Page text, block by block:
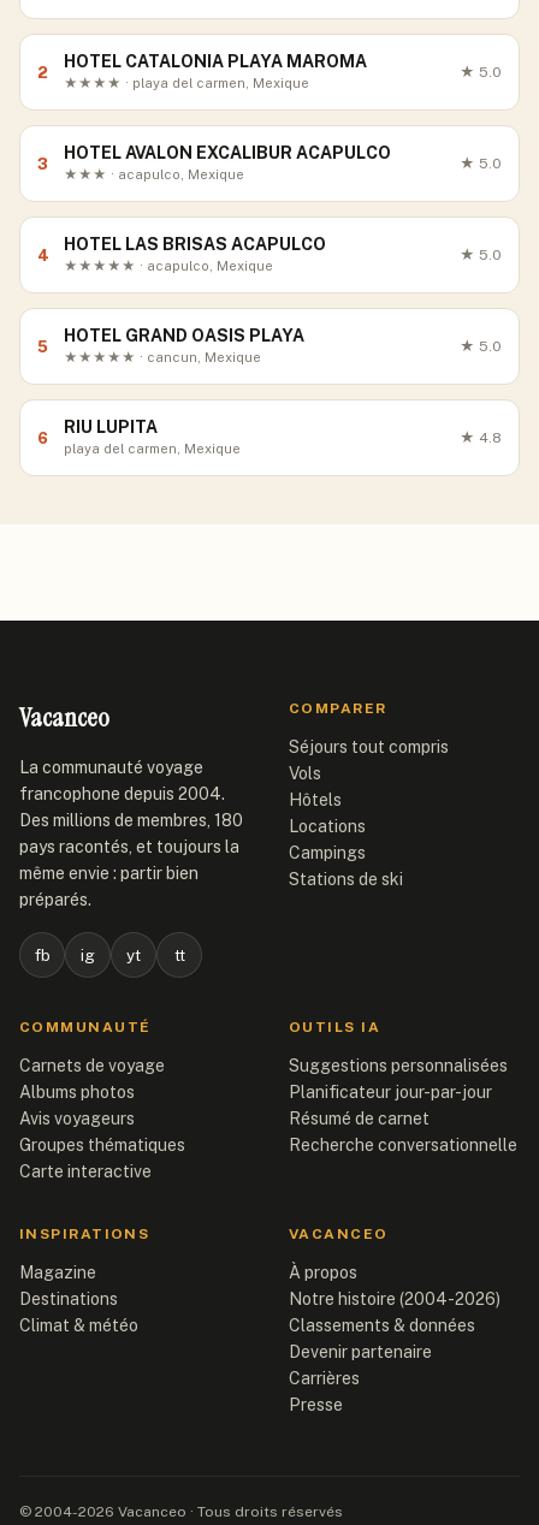
2
HOTEL CATALONIA PLAYA MAROMA
★★★★ · playa del carmen, Mexique
★ 5.0
3
HOTEL AVALON EXCALIBUR ACAPULCO
★★★ · acapulco, Mexique
★ 5.0
4
HOTEL LAS BRISAS ACAPULCO
★★★★★ · acapulco, Mexique
★ 5.0
5
HOTEL GRAND OASIS PLAYA
★★★★★ · cancun, Mexique
★ 5.0
6
RIU LUPITA
playa del carmen, Mexique
★ 4.8
Vacanceo
La communauté voyage
francophone depuis 2004.
Des millions de membres, 180
pays racontés, et toujours la
même envie : partir bien
préparés.
fb ig yt tt
COMPARER
Séjours tout compris
Vols
Hôtels
Locations
Campings
Stations de ski
COMMUNAUTÉ
Carnets de voyage
Albums photos
Avis voyageurs
Groupes thématiques
Carte interactive
OUTILS IA
Suggestions personnalisées
Planificateur jour-par-jour
Résumé de carnet
Recherche conversationnelle
INSPIRATIONS
Magazine
Destinations
Climat & météo
VACANCEO
À propos
Notre histoire (2004-2026)
Classements & données
Devenir partenaire
Carrières
Presse
© 2004-2026 Vacanceo · Tous droits réservés